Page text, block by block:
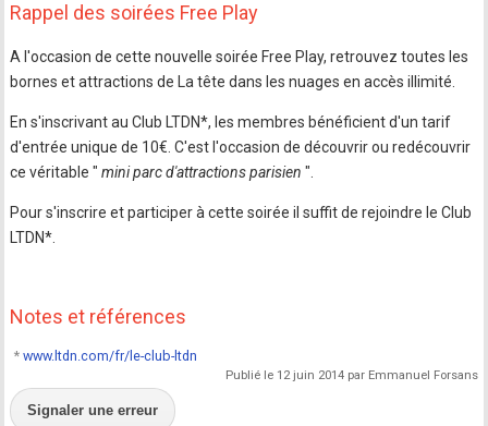
Rappel des soirées Free Play
A l'occasion de cette nouvelle soirée Free Play, retrouvez toutes les
bornes et attractions de La tête dans les nuages en accès illimité.
En s'inscrivant au Club LTDN*, les membres bénéficient d'un tarif
d'entrée unique de 10€. C'est l'occasion de découvrir ou redécouvrir
ce véritable " mini parc d'attractions parisien".
Pour s'inscrire et participer à cette soirée il suffit de rejoindre le Club
LTDN*.
Notes et références
*www.ltdn.com/fr/le-club-ltdn
Publié le 12 juin 2014 par Emmanuel Forsans
Signaler une erreur